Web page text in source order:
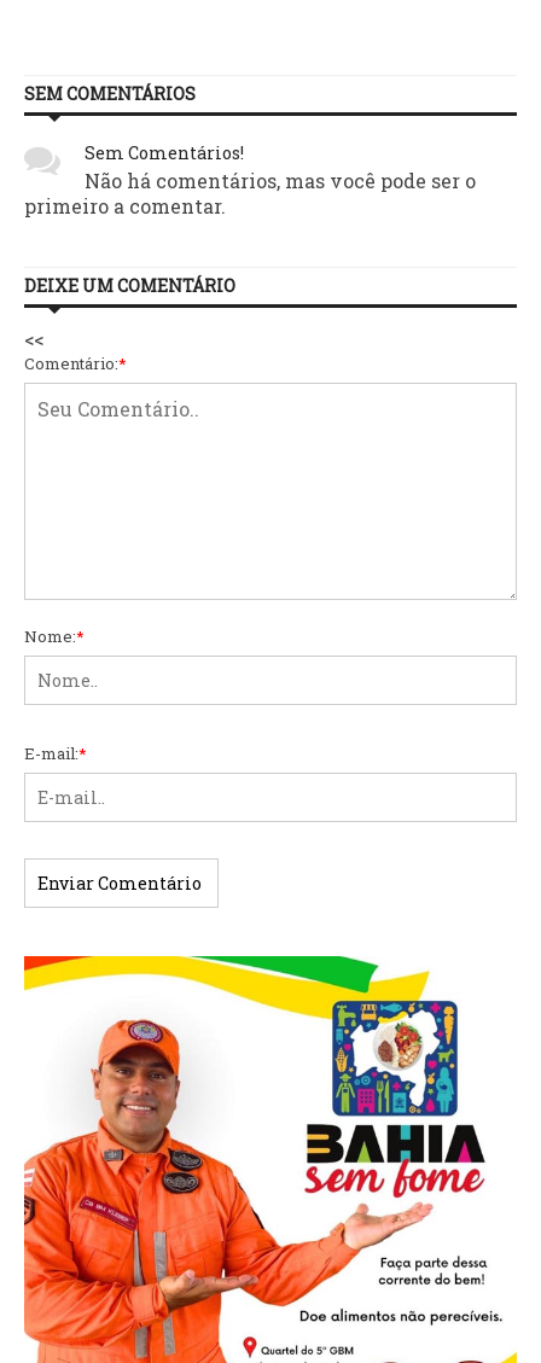
SEM COMENTÁRIOS
Sem Comentários!
Não há comentários, mas você pode ser o
primeiro a comentar.
DEIXE UM COMENTÁRIO
<<
Comentário:*
Nome:*
E-mail:*